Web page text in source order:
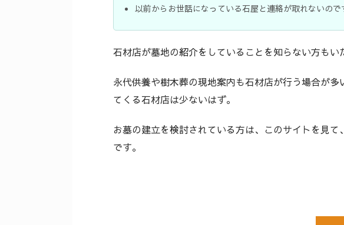
以前からお世話になっている石屋と連絡が取れないの
石材店が墓地の紹介をしていることを知らない方もい
永代供養や樹木葬の現地案内も石材店が行う場合が
てくる石材店は少ないはず。
お墓の建立を検討されている方は、このサイトを見
です。